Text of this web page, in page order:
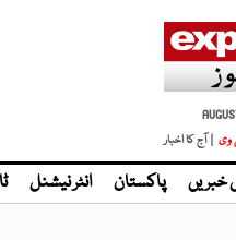
وی | آج کا اخبار
پاکستان انٹر نیشنل